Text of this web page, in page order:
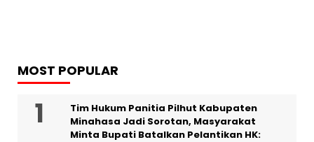
MOST POPULAR
Tim Hukum Panitia Pilhut Kabupaten
Minahasa Jadi Sorotan, Masyarakat
Minta Bupati Batalkan Pelantikan HK: